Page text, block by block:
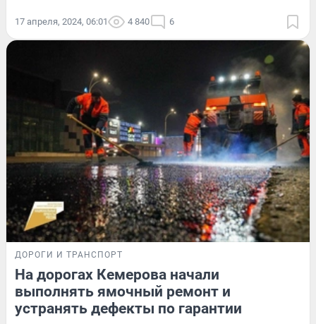
17 апреля, 2024, 06:01 4 840 6
ДОРОГИ И ТРАНСПОРТ
На дорогах Кемерова начали
выполнять ямочный ремонт и
устранять дефекты по гарантии